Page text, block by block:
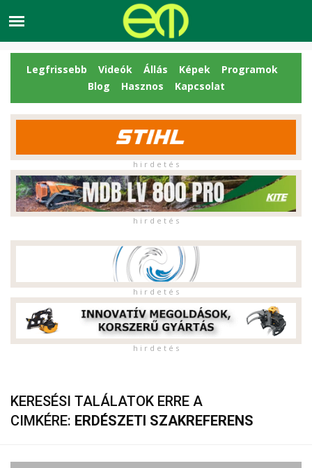
Legfrissebb Videók Állás Képek
Programok
Blog
Hasznos Kapcsolat
h i r d e t é s
h i r d e t é s
h i r d e t é s
h i r d e t é s
KERESÉSI TALÁLATOK ERRE A
CIMKÉRE: ERDÉSZETI SZAKREFERENS